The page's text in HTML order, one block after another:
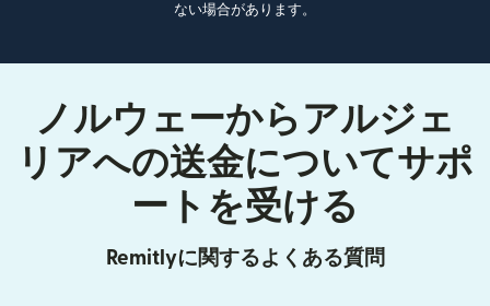
ない場合があります。
ノルウェーからアルジェ
リアへの送金についてサポ
ートを受ける
Remitlyに関するよくある質問